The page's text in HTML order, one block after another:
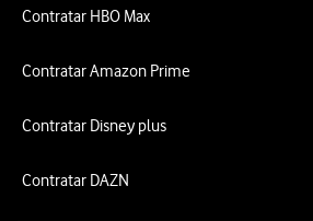
Contratar HBO Max
Contratar Amazon Prime
Contratar Disney plus
Contratar DAZN